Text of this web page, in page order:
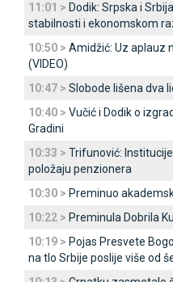
11:01 > Dodik: Srpska i
stabilnosti i ekonomskom
10:50 > Amidžić: Uz aplauz
(VIDEO)
10:47 > Slobode lišena dva
10:40 > Vučić i Dodik o
Gradini
10:33 > Trifunović:
položaju penzionera
10:30 > Preminuo
10:22 > Preminula Dobrila
10:19 > Pojas Presvete
na tlo Srbije poslije više od